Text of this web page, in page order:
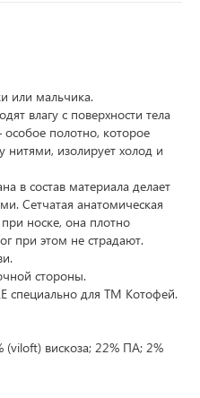
или мальчика.
влагу с поверхности тела
полотно, которое
нитями, изолирует холод и
в состав материала делает
Сетчатая анатомическая
носке, она плотно
при этом не страдают.
стороны.
специально для ТМ Котофей.
вискоза; 22% ПА; 2%